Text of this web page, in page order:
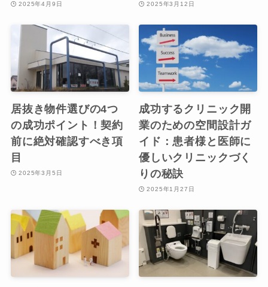
2025年4月9日 2025年3月12日
居抜き物件選びの4つ
の成功ポイント！契約
前に絶対確認すべき項
目
2025年3月5日
成功するクリニック開
業のための空間設計ガ
イド：患者様と医師に
優しいクリニックづく
りの秘訣
2025年1月27日